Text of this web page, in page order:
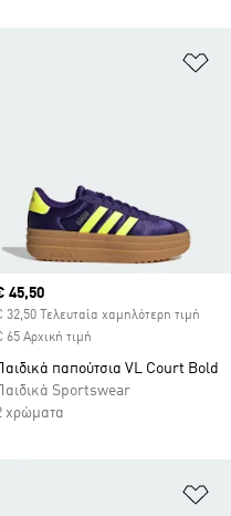
στη Λίστα Επιθυμιών
price
45,50
32,50 Τελευταία χαμηλότερη τιμή
65 Αρχική τιμή
Παιδικά παπούτσια VL Court Bold
Παιδικά Sportswear
χρώματα
στη Λίστα Επιθυμιών